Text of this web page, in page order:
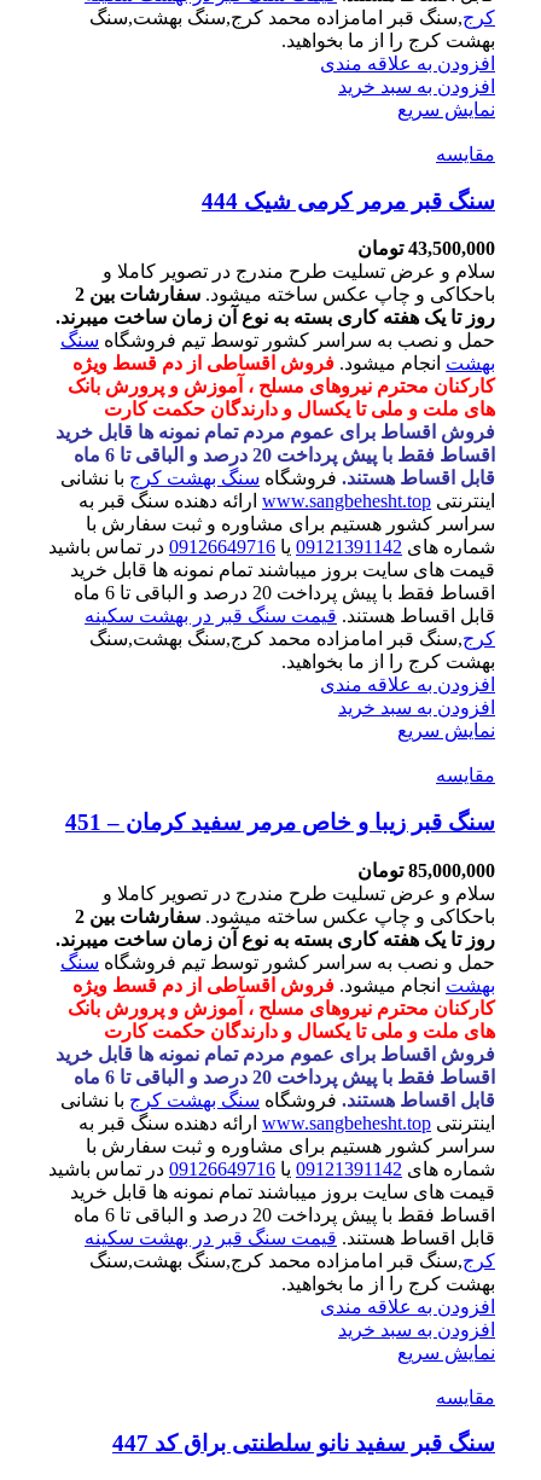
کرج,سنگ قبر امامزاده محمد کرج,سنگ بهشت,سنگ
بهشت کرج را از ما بخواهید.
افزودن به علاقه مندی
افزودن به سبد خرید
نمایش سریع
مقايسه
سنگ قبر مرمر کرمی شیک 444
43,500,000 تومان
سلام و عرض تسلیت طرح مندرج در تصویر کاملا و
باحکاکی و چاپ عکس ساخته میشود.
سفارشات بین 2
روز تا یک هفته کاری بسته به نوع آن زمان ساخت میبرند.
حمل و نصب به سراسر کشور توسط تیم فروشگاه سنگ
بهشت انجام میشود. فروش اقساطی از دم قسط ویژه
کارکنان محترم نیروهای مسلح ، آموزش و پرورش بانک
های ملت و ملی تا یکسال و دارندگان حکمت کارت
فروش اقساط برای عموم مردم تمام نمونه ها قابل خرید
اقساط فقط با پیش پرداخت 20 درصد و الباقی تا 6 ماه
قابل اقساط هستند. فروشگاه سنگ بهشت کرج با نشانی
اینترنتی www.sangbehesht.top ارائه دهنده سنگ قبر به
سراسر کشور هستیم برای مشاوره و ثبت سفارش با
شماره های 09121391142 یا 09126649716 در تماس باشید
قیمت های سایت بروز میباشند تمام نمونه ها قابل خرید
اقساط فقط با پیش پرداخت 20 درصد و الباقی تا 6 ماه
قابل اقساط هستند. قیمت سنگ قبر در بهشت سکینه
کرج,سنگ قبر امامزاده محمد کرج,سنگ بهشت,سنگ
بهشت کرج را از ما بخواهید.
افزودن به علاقه مندی
افزودن به سبد خرید
نمایش سریع
مقايسه
سنگ قبر زیبا و خاص مرمر سفید کرمان – 451
85,000,000 تومان
سلام و عرض تسلیت طرح مندرج در تصویر کاملا و
باحکاکی و چاپ عکس ساخته میشود.
سفارشات بین 2
روز تا یک هفته کاری بسته به نوع آن زمان ساخت میبرند.
حمل و نصب به سراسر کشور توسط تیم فروشگاه سنگ
بهشت انجام میشود. فروش اقساطی از دم قسط ویژه
کارکنان محترم نیروهای مسلح ، آموزش و پرورش بانک
های ملت و ملی تا یکسال و دارندگان حکمت کارت
فروش اقساط برای عموم مردم تمام نمونه ها قابل خرید
اقساط فقط با پیش پرداخت 20 درصد و الباقی تا 6 ماه
قابل اقساط هستند. فروشگاه سنگ بهشت کرج با نشانی
اینترنتی www.sangbehesht.top ارائه دهنده سنگ قبر به
سراسر کشور هستیم برای مشاوره و ثبت سفارش با
شماره های 09121391142 یا 09126649716 در تماس باشید
قیمت های سایت بروز میباشند تمام نمونه ها قابل خرید
اقساط فقط با پیش پرداخت 20 درصد و الباقی تا 6 ماه
قابل اقساط هستند. قیمت سنگ قبر در بهشت سکینه
کرج,سنگ قبر امامزاده محمد کرج,سنگ بهشت,سنگ
بهشت کرج را از ما بخواهید.
افزودن به علاقه مندی
افزودن به سبد خرید
نمایش سریع
مقايسه
سنگ قبر سفید نانو سلطنتی براق کد 447